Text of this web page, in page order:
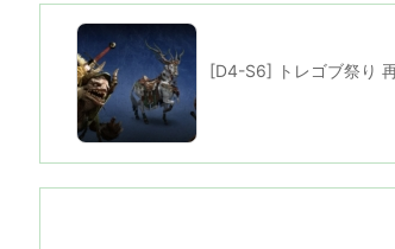
[D4-S6] トレゴブ祭り